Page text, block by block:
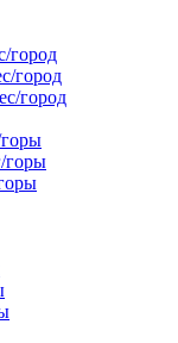
город
город
город
горы